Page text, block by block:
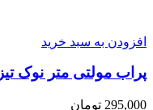
افزودن به سبد خرید
پراب مولتی متر نوک تیز 20A
295,000 تومان